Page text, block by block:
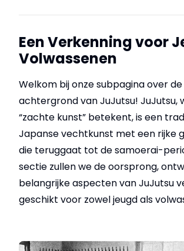
Een Verkenning voor
Volwassenen
Welkom bij onze subpagina over
achtergrond van JuJutsu! JuJutsu,
“zachte kunst” betekent, is een
Japanse vechtkunst met een rijke
die teruggaat tot de samoerai-
sectie zullen we de oorsprong,
belangrijke aspecten van JuJutsu
geschikt voor zowel jeugd als